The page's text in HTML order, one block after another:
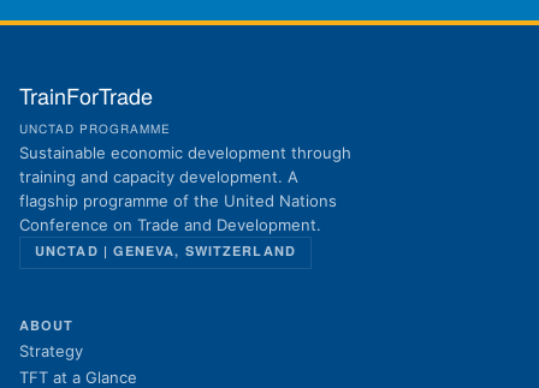
TrainForTrade
UNCTAD PROGRAMME
Sustainable economic development through
training and capacity development. A
flagship programme of the United Nations
Conference on Trade and Development.
UNCTAD | GENEVA, SWITZERLAND
ABOUT
Strategy
TFT at a Glance